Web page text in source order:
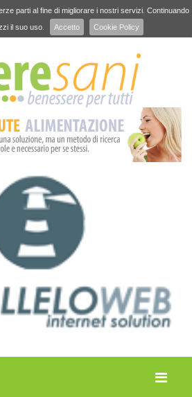
parti al fine di migliorare i nostri servizi. Continuando
il suo uso.
Accetto Cookie Policy